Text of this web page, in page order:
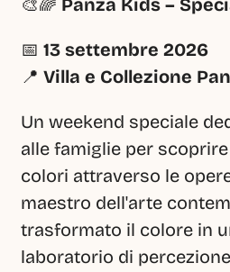
🎨🌈 Panza Kids –
📅 13 settembre 2026
📍 Villa e Collezione
Un weekend speciale
alle famiglie per
colori attraverso le
maestro dell'arte
trasformato il colore in
laboratorio di